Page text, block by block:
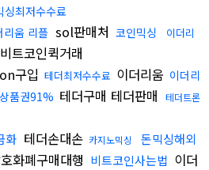
싱최저수수료
리움 리플 sol판매처 코인믹싱
이더리
비트코인퀵거래
구입 테더최저수수료 이더리움 이더리
품권91% 테더구매 테더판매
테더트론
화 테더손대손 카지노믹싱
돈믹싱해외
화폐구매대행 비트코인사는법 이더